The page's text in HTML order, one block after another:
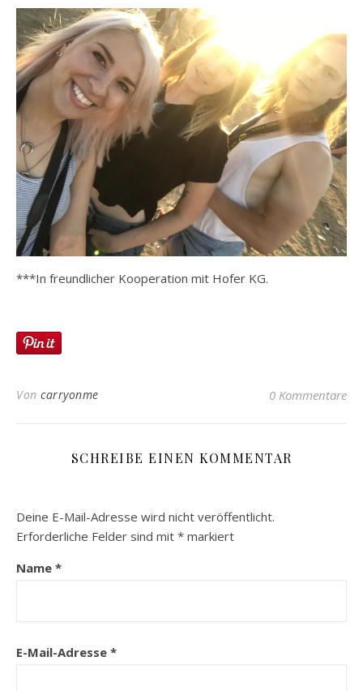
***In freundlicher Kooperation mit Hofer KG.
Von carryonme 0 Kommentare
SCHREIBE EINEN KOMMENTAR
Deine E-Mail-Adresse wird nicht veröffentlicht.
Erforderliche Felder sind mit * markiert
Name *
E-Mail-Adresse *